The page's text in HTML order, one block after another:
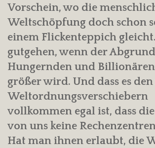
Vorschein, wo die
Weltschöpfung doch schon
einem Flickenteppich
gutgehen, wenn der
Hungernden und
größer wird. Und dass es
Weltordnungsverschiebern
vollkommen egal ist, dass
von uns keine
Hat man ihnen erlaubt, die